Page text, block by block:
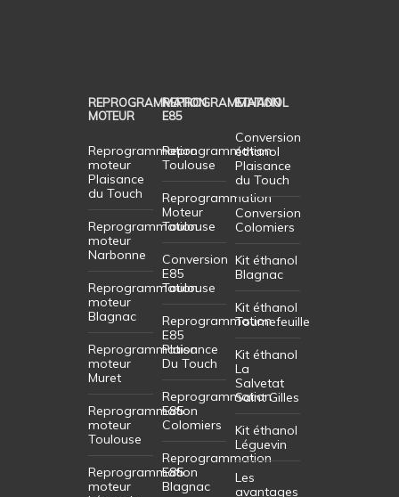
REPROGRAMMATION
MOTEUR
Reprogrammation
moteur
Plaisance
du Touch
Reprogrammation
moteur
Narbonne
Reprogrammation
moteur
Blagnac
Reprogrammation
moteur
Muret
Reprogrammation
moteur
Toulouse
Reprogrammation
moteur
REPROGRAMMATION
E85
Reprogrammation
Toulouse
Reprogrammation
Moteur
Toulouse
Conversion
E85
Toulouse
Reprogrammation
E85
Plaisance
Du Touch
Reprogrammation
E85
Colomiers
Reprogrammation
E85
Blagnac
ETHANOL
Conversion
éthanol
Plaisance
du Touch
Conversion
Colomiers
Kit éthanol
Blagnac
Kit éthanol
Tournefeuille
Kit éthanol
La
Salvetat
Saint Gilles
Kit éthanol
Léguevin
Les
avantages